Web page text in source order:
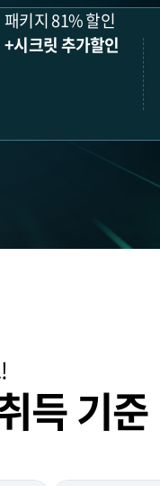
패키지 81% 할인
+시크릿 추가할인
득 기준